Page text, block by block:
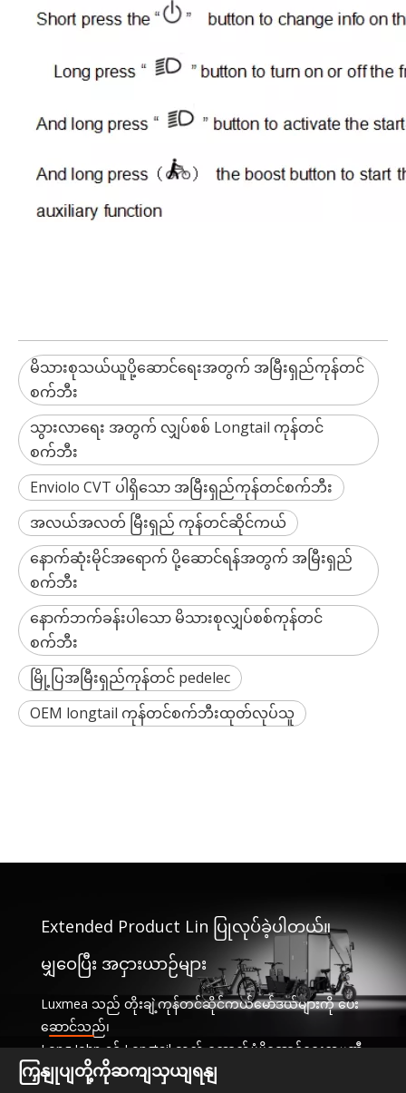
မိသားစုသယ်ယူပို့ဆောင်ရေးအတွက် အမြီးရှည်ကုန်တင်
စက်ဘီး
သွားလာရေး အတွက် လျှပ်စစ် Longtail ကုန်တင်
စက်ဘီး
Enviolo CVT ပါရှိသော အမြီးရှည်ကုန်တင်စက်ဘီး
အလယ်အလတ် မြီးရှည် ကုန်တင်ဆိုင်ကယ်
နောက်ဆုံးမိုင်အရောက် ပို့ဆောင်ရန်အတွက် အမြီးရှည်
စက်ဘီး
နောက်ဘက်ခန်းပါသော မိသားစုလျှပ်စစ်ကုန်တင်
စက်ဘီး
မြို့ပြအမြီးရှည်ကုန်တင် pedelec
OEM longtail ကုန်တင်စက်ဘီးထုတ်လုပ်သူ
Extended Product Lin ပြုလုပ်ခဲ့ပါတယ်။
မျှဝေပြီး အငှားယာဉ်များ
Luxmea သည် တိုးချဲ့ကုန်တင်ဆိုင်ကယ်မော်ဒယ်များကို ပေး
ဆောင်သည်၊
Long John နှင့် Longtail သည် ထောက်ပံ့ပို့ဆောင်ရေးကုမ္ပဏီ
များအတွက် အံဝင်ခွင်ကျဖြစ်ပြီး၊
ကြှနျုပျတို့ကိုဆကျသှယျရနျ